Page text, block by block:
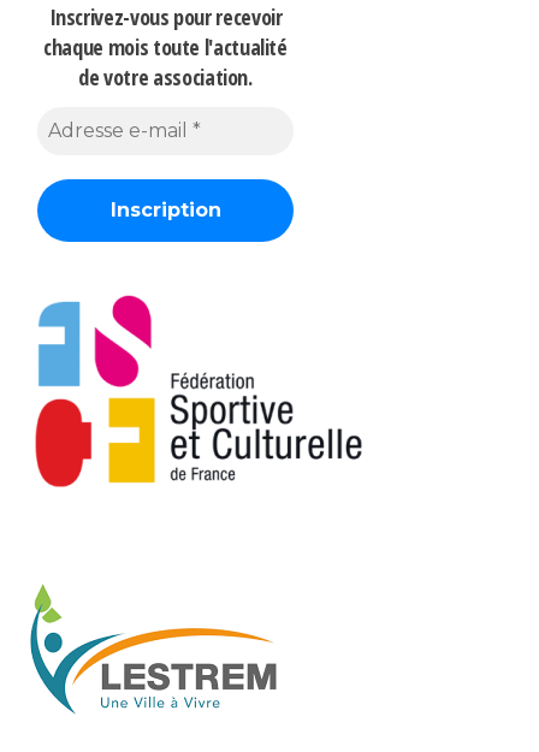
Inscrivez-vous pour recevoir
chaque mois toute l'actualité
de votre association.